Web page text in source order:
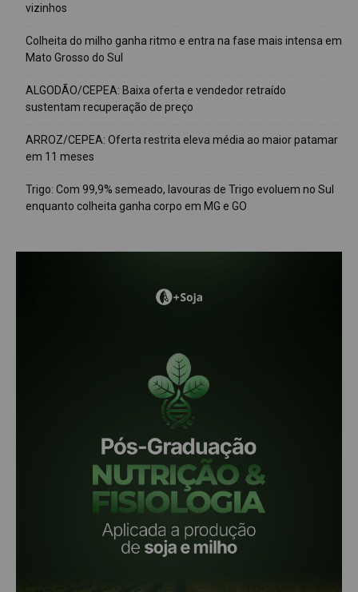
vizinhos
Colheita do milho ganha ritmo e entra na fase mais intensa em
Mato Grosso do Sul
ALGODÃO/CEPEA: Baixa oferta e vendedor retraído
sustentam recuperação de preço
ARROZ/CEPEA: Oferta restrita eleva média ao maior patamar
em 11 meses
Trigo: Com 99,9% semeado, lavouras de Trigo evoluem no Sul
enquanto colheita ganha corpo em MG e GO